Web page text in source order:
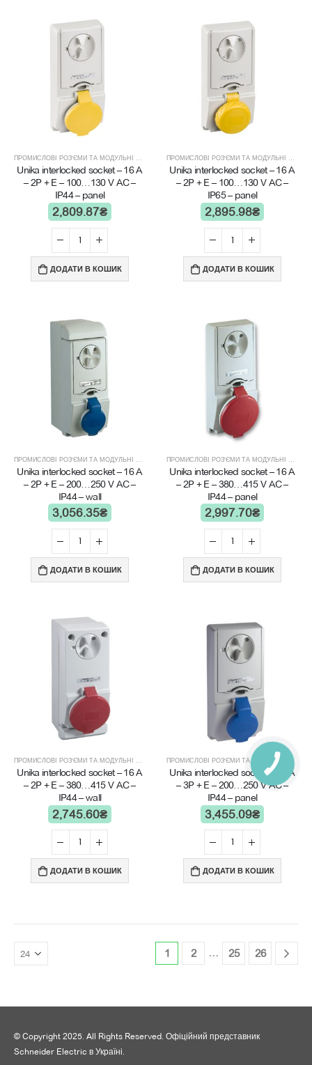
ПРОМИСЛОВІ РОЗ'ЄМИ ТА МОДУЛЬНІ ЩИТИ
Unika interlocked socket – 16 A
– 2P + E – 100…130 V AC –
IP44 – panel
2,809.87₴
ДОДАТИ В КОШИК
ПРОМИСЛОВІ РОЗ'ЄМИ ТА МОДУЛЬНІ ЩИТИ
Unika interlocked socket – 16 A
– 2P + E – 100…130 V AC –
IP65 – panel
2,895.98₴
ДОДАТИ В КОШИК
ПРОМИСЛОВІ РОЗ'ЄМИ ТА МОДУЛЬНІ ЩИТИ
Unika interlocked socket – 16 A
– 2P + E – 200…250 V AC –
IP44 – wall
3,056.35₴
ДОДАТИ В КОШИК
ПРОМИСЛОВІ РОЗ'ЄМИ ТА МОДУЛЬНІ ЩИТИ
Unika interlocked socket – 16 A
– 2P + E – 380…415 V AC –
IP44 – panel
2,997.70₴
ДОДАТИ В КОШИК
ПРОМИСЛОВІ РОЗ'ЄМИ ТА МОДУЛЬНІ ЩИТИ
Unika interlocked socket – 16 A
– 2P + E – 380…415 V AC –
IP44 – wall
2,745.60₴
ДОДАТИ В КОШИК
ПРОМИСЛОВІ РОЗ'ЄМИ ТА МОДУЛЬНІ ЩИТИ
Unika interlocked socket – 16 A
– 3P + E – 200…250 V AC –
IP44 – panel
3,455.09₴
ДОДАТИ В КОШИК
1 2 … 25 26
© Copyright 2025. All Rights Reserved. Офіційний представник
Schneider Electric в Україні.